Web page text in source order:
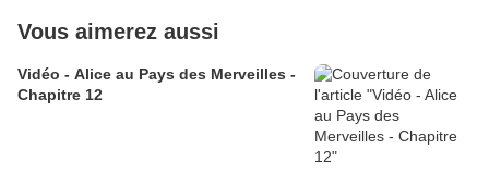
Vous aimerez aussi
Vidéo - Alice au Pays des Merveilles -
Chapitre 12